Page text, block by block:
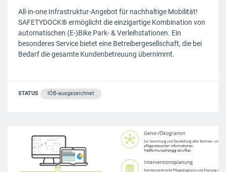
All-in-one Infrastruktur-Angebot für nachhaltige Mobilität!
SAFETYDOCK® ermöglicht die einzigartige Kombination von
automatischen (E-)Bike Park- & Verleihstationen. Ein
besonderes Service bietet eine Betreibergesellschaft, die bei
Bedarf die gesamte Kundenbetreuung übernimmt.
STATUS IÖB-ausgezeichnet